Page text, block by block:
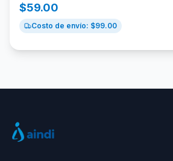
$59.00
Costo de envío: $99.00